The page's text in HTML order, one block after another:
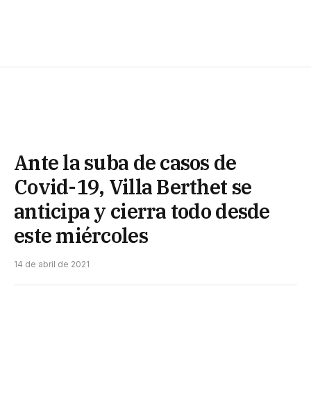
Ante la suba de casos de
Covid-19, Villa Berthet se
anticipa y cierra todo desde
este miércoles
14 de abril de 2021